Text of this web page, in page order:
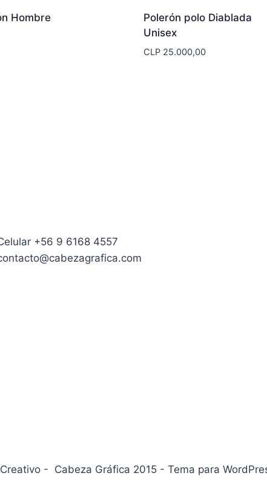
Hombre
Polerón polo Diablada
Unisex
CLP25.000,00
+56 9 6168 4557
- Cabeza Gráfica 2015 - Tema para